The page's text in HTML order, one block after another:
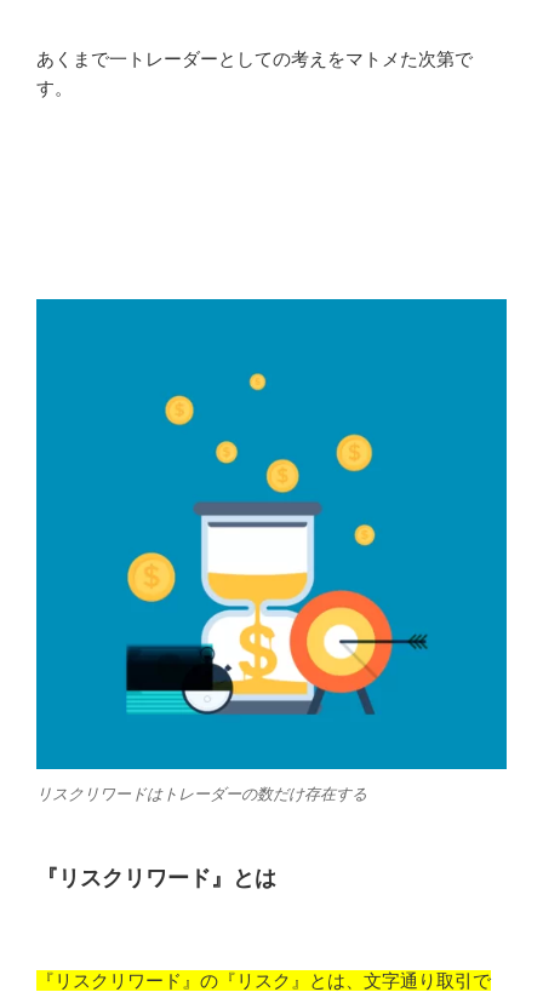
あくまで一トレーダーとしての考えをマトメた次第で
す。
リスクリワードはトレーダーの数だけ存在する
『リスクリワード』とは
『リスクリワード』の『リスク』とは、文字通り取引で